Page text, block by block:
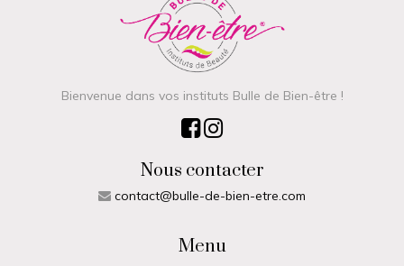
Bienvenue dans vos instituts Bulle de Bien-être !
Nous contacter
contact@bulle-de-bien-etre.com
Menu